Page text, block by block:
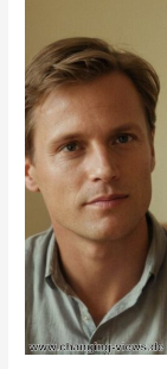
reich
ist
die
deutsche
Schauspielerin
tatsächlich?